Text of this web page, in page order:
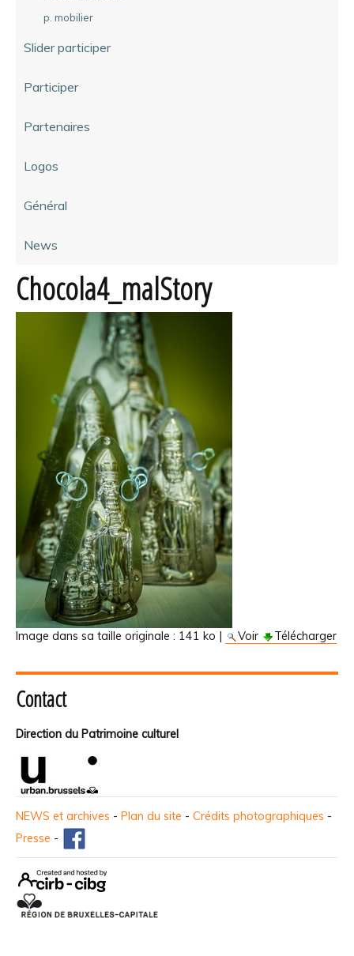
p. mobilier
Slider participer
Participer
Partenaires
Logos
Général
News
Chocola4_malStory
Image dans sa taille originale : 141 ko | Voir Télécharger
Contact
Direction du Patrimoine culturel
NEWS et archives - Plan du site - Crédits photographiques -
Presse -